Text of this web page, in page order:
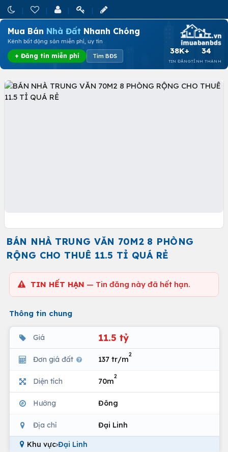
Mua Bán Nhà Đất Nhanh Chóng
Kênh bất động sản miễn phí, uy tín
+ Đăng tin miễn phí Tìm BĐS
38K+
TIN ĐĂNG
34
TỈNH THÀNH
BÁN NHÀ TRUNG VĂN 70M2 8 PHÒNG
RỘNG CHO THUÊ 11.5 TỈ QUÁ RẺ
TIN HẾT HẠN — Tin đăng này đã hết hạn.
Thông tin chung
Giá 11.5 tỷ
Đơn giá đất 137 tr/m
2
Diện tích 70m
2
Hướng Đông
Địa chỉ Đại Linh
Khu vực›Đại Linh